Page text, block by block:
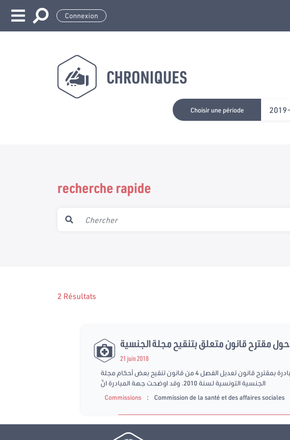
Connexion
CHRONIQUES
Choisir une période
recherche rapide
2 Résultats
مقترح قانون متعلق بتنقيح مجلة الجنسية
21 juin 2018
استمعت لجنة الصحة و الشؤون الاجتماعية صباح اليوم الخميس 21 جوان 2018 الى الجهة المبادرة بمقترح قانون تعديل الفصل 4 من قانون تنقيح بعض أحكام مجلة
الجنسية التونسية لسنة 2010. وقد اوضحت جهة المبادرة انّ
Commissions
: Commission de la santé et des affaires sociales